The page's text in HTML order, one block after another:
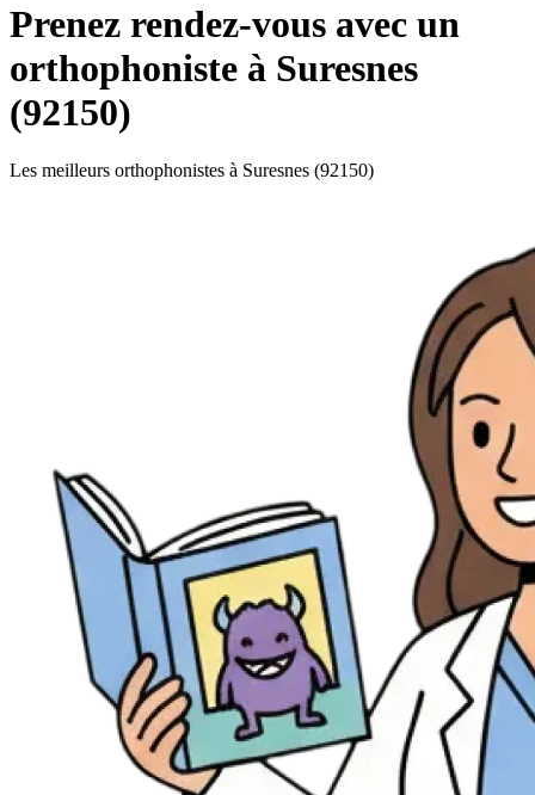
Prenez rendez-vous avec un
orthophoniste à Suresnes
(92150)
Les meilleurs orthophonistes à Suresnes (92150)